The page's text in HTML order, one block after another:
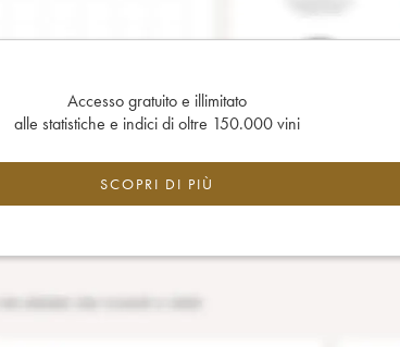
Accesso gratuito e illimitato
alle statistiche e indici di oltre 150.000 vini
SCOPRI DI PIÙ